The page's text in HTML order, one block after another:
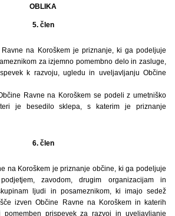
OBLIKA
5. člen
na Koroškem je priznanje, ki ga podeljuje
za izjemno pomembno delo in zasluge,
k razvoju, ugledu in uveljavljanju Občine
Ravne na Koroškem se podeli z umetniško
je besedilo sklepa, s katerim je priznanje
6. člen
na Koroškem je priznanje občine, ki ga podeljuje
zavodom, drugim organizacijam in
ljudi in posameznikom, ki imajo sedež
izven Občine Ravne na Koroškem in katerih
pomemben prispevek za razvoj in uveljavljanje